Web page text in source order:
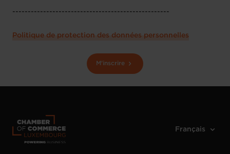
---------------------------------------------------
Politique de protection des données personnelles
M'inscrire